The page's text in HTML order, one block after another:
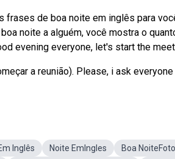
frases de boa noite em inglês para
noite a alguém, você mostra o
evening everyone, let's start the
a reunião). Please, i ask
Inglês Noite EmIngles Boa